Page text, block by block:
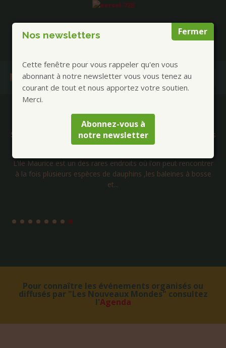
Fermer
Nos newsletters
Cette fenêtre pour vous rappeler qu'en vous
abonnant à notre newsletter vous vous tenez au
courant de tout et nous apportez votre soutien.
Merci.
Abonnez-vous à
notre newsletter
Séminaire initiatique avec les cachalots dauphins
et baleines de l’île Maurice – Septembre 2026
L’ile Maurice est un des rares endroits où l’on peut rencontrer
à la fois plusieurs espèces de dauphins ,les baleines à bosse
et...
Pour connaître les événements organisés ou
diffusés par "Les Nouveaux Mondes" consultez
l'Agenda